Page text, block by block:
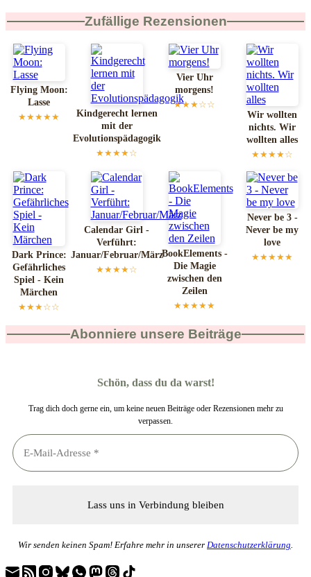
Zufällige Rezensionen
Flying Moon:
Lasse
★★★★★
Kindgerecht lernen
mit der
Evolutionspädagogik
★★★★☆
Vier Uhr
morgens!
★★★☆☆
Wir wollten
nichts. Wir
wollten alles
★★★★☆
Dark Prince:
Gefährliches
Spiel - Kein
Märchen
★★★☆☆
Calendar Girl -
Verführt:
Januar/Februar/März
★★★★☆
BookElements -
Die Magie
zwischen den
Zeilen
★★★★★
Never be 3 -
Never be my
love
★★★★★
Abonniere unsere Beiträge
Schön, dass du da warst!
Trag dich doch gerne ein, um keine neuen Beiträge oder Rezensionen mehr zu
verpassen.
Wir senden keinen Spam! Erfahre mehr in unserer Datenschutzerklärung